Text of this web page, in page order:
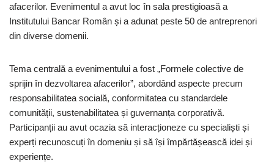
afacerilor. Evenimentul a avut loc în sala prestigioasă a
Institutului Bancar Român și a adunat peste 50 de antreprenori
din diverse domenii.
Tema centrală a evenimentului a fost „Formele colective de
sprijin în dezvoltarea afacerilor”, abordând aspecte precum
responsabilitatea socială, conformitatea cu standardele
comunității, sustenabilitatea și guvernanța corporativă.
Participanții au avut ocazia să interacționeze cu specialiști și
experți recunoscuți în domeniu și să își împărtășească idei și
experiențe.